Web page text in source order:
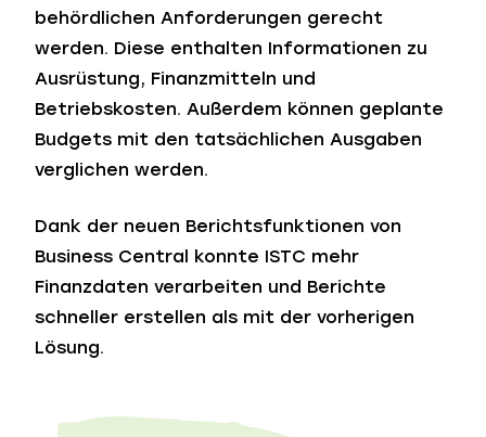
behördlichen Anforderungen gerecht
werden. Diese enthalten Informationen zu
Ausrüstung, Finanzmitteln und
Betriebskosten. Außerdem können geplante
Budgets mit den tatsächlichen Ausgaben
verglichen werden.
Dank der neuen Berichtsfunktionen von
Business Central konnte ISTC mehr
Finanzdaten verarbeiten und Berichte
schneller erstellen als mit der vorherigen
Lösung.